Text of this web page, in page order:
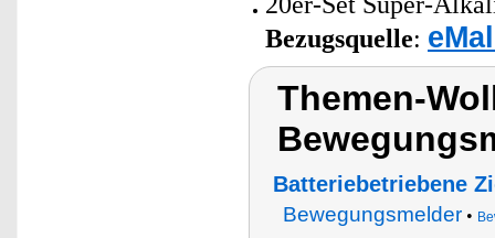
Bezugsquelle:
Themen-
Batteriebetriebene
Bewegungsmelder•